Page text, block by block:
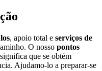
, apoio total e serviços de
O nosso pontos
significa que se obtém
Ajudamo-lo a preparar-se